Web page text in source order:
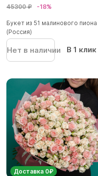
45300 ₽ -18%
Букет из 51 малинового пиона
(Россия)
Нет в наличии В 1 клик
Доставка 0₽